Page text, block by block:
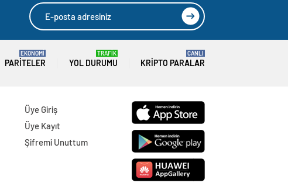
PARITELER
EKONOMİ
YOL DURUMU
TRAFİK
KRIPTO PARALAR
CANLI
Üye Giriş
Üye Kayıt
Şifremi Unuttum